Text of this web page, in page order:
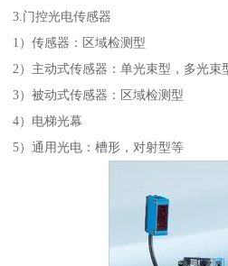
3.门控光电传感器
1）传感器：区域检测型
2）主动式传感器：单光束型，多光束
3）被动式传感器：区域检测型
4）电梯光幕
5）通用光电：槽形，对射型等